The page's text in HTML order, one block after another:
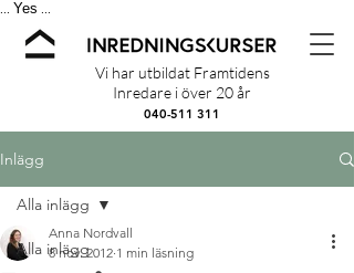
Yes
Vi har utbildat Framtidens
Inredare i över 20 år
040-511 311
Inlägg
Alla inlägg
Alla inlägg
Anna Nordvall
8 nov. 2012 1 min läsning